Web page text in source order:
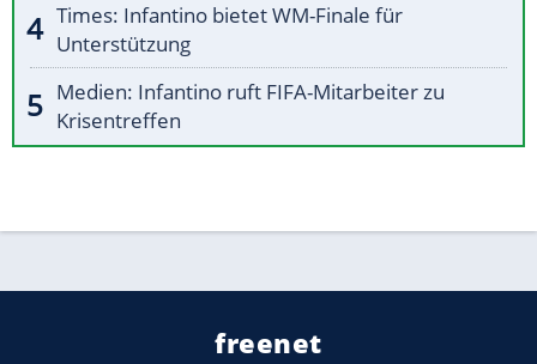
Times: Infantino bietet WM-Finale für
Unterstützung
Medien: Infantino ruft FIFA-Mitarbeiter zu
Krisentreffen
freenet